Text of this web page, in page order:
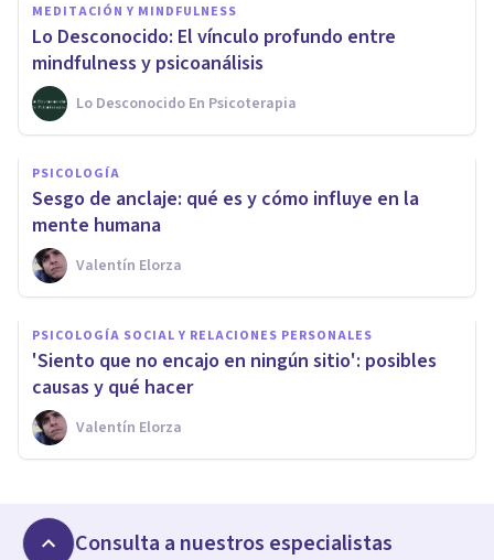
MEDITACIÓN Y MINDFULNESS
Lo Desconocido: El vínculo profundo entre
mindfulness y psicoanálisis
Lo Desconocido En Psicoterapia
PSICOLOGÍA
Sesgo de anclaje: qué es y cómo influye en la
mente humana
Valentín Elorza
PSICOLOGÍA SOCIAL Y RELACIONES PERSONALES
'Siento que no encajo en ningún sitio': posibles
causas y qué hacer
Valentín Elorza
Consulta a nuestros especialistas